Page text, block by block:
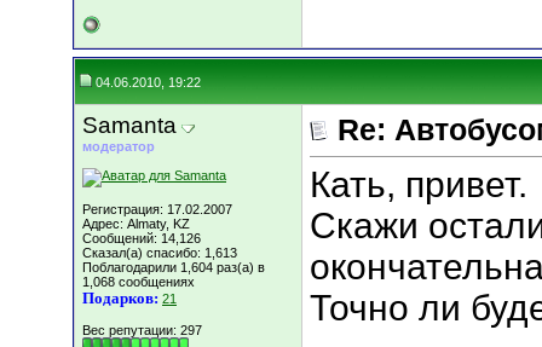
04.06.2010, 19:22
Samanta
модератор
Регистрация: 17.02.2007
Адрес: Almaty, KZ
Сообщений: 14,126
Сказал(а) спасибо: 1,613
Поблагодарили 1,604 раз(а) в
1,068 сообщениях
Подарков: 21
Вес репутации: 297
Re:
Кать, привет.
Скажи
Точно ли